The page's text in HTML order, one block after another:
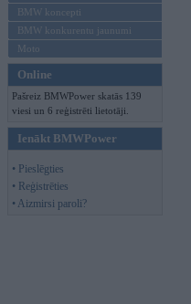
BMW koncepti
BMW konkurentu jaunumi
Moto
Online
Pašreiz BMWPower skatās 139
viesi un 6 reģistrēti lietotāji.
Ienākt BMWPower
• Pieslēgties
• Reģistrēties
• Aizmirsi paroli?